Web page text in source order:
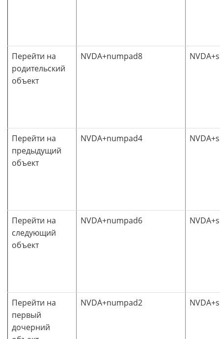
Перейти на
родительский
объект
NVDA+numpad8
Перейти на
предыдущий
объект
NVDA+numpad4
Перейти на
следующий
объект
NVDA+numpad6
Перейти на
первый
дочерний
NVDA+numpad2